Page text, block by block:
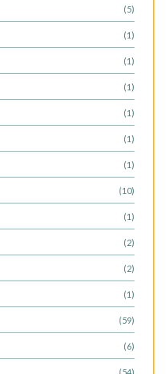
(5)
(1)
(1)
(1)
(1)
(1)
(1)
(10)
(1)
(2)
(2)
(1)
(59)
(6)